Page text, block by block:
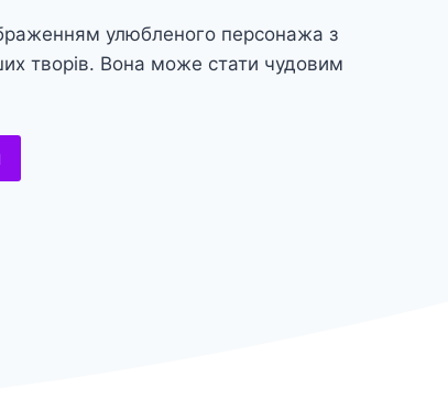
улюбленого персонажа з
творів. Вона може стати чудовим